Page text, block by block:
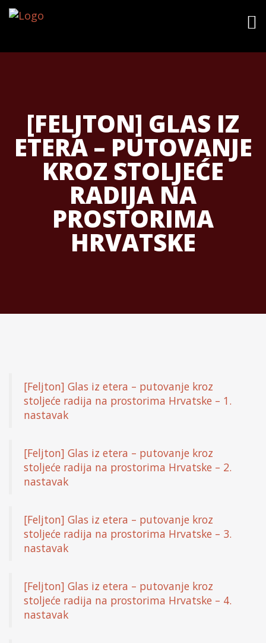
[FELJTON] GLAS IZ
ETERA – PUTOVANJE
KROZ STOLJEĆE
RADIJA NA
PROSTORIMA
HRVATSKE
[Feljton] Glas iz etera – putovanje kroz
stoljeće radija na prostorima Hrvatske – 1.
nastavak
[Feljton] Glas iz etera – putovanje kroz
stoljeće radija na prostorima Hrvatske – 2.
nastavak
[Feljton] Glas iz etera – putovanje kroz
stoljeće radija na prostorima Hrvatske – 3.
nastavak
[Feljton] Glas iz etera – putovanje kroz
stoljeće radija na prostorima Hrvatske – 4.
nastavak